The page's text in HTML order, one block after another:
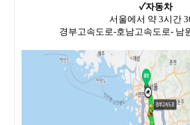
✓자동차
서울에서 약 3시간
경부고속도로-호남고속도로- 남